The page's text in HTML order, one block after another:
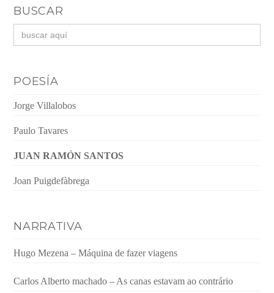
BUSCAR
Buscar:
POESÍA
Jorge Villalobos
Paulo Tavares
JUAN RAMÓN SANTOS
Joan Puigdefàbrega
NARRATIVA
Hugo Mezena – Máquina de fazer viagens
Carlos Alberto machado – As canas estavam ao contrário